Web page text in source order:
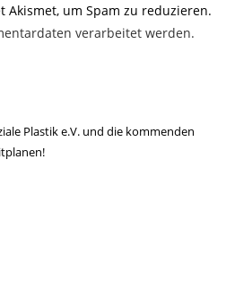
Akismet, um Spam zu reduzieren.
verarbeitet werden.
Plastik e.V. und die kommenden